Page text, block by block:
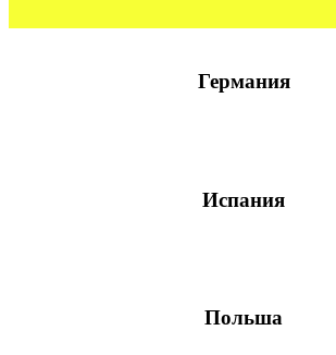
Германия
Испания
Польша